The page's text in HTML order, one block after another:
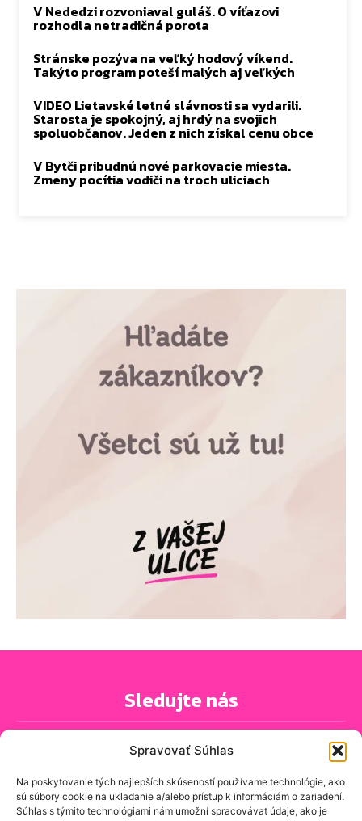
Spravovať Súhlas
Na poskytovanie tých najlepších skúseností používame technológie, ako
sú súbory cookie na ukladanie a/alebo prístup k informáciám o zariadení.
Súhlas s týmito technológiami nám umožní spracovávať údaje, ako je
V Nededzi rozvoniaval guláš. O víťazovi
rozhodla netradičná porota
Stránske pozýva na veľký hodový víkend.
Takýto program poteší malých aj veľkých
VIDEO Lietavské letné slávnosti sa vydarili.
Starosta je spokojný, aj hrdý na svojich
spoluobčanov. Jeden z nich získal cenu obce
V Bytči pribudnú nové parkovacie miesta.
Zmeny pocítia vodiči na troch uliciach
Sledujte nás
PRIHLÁSIŤ SA K ODBERU NOVINIEK